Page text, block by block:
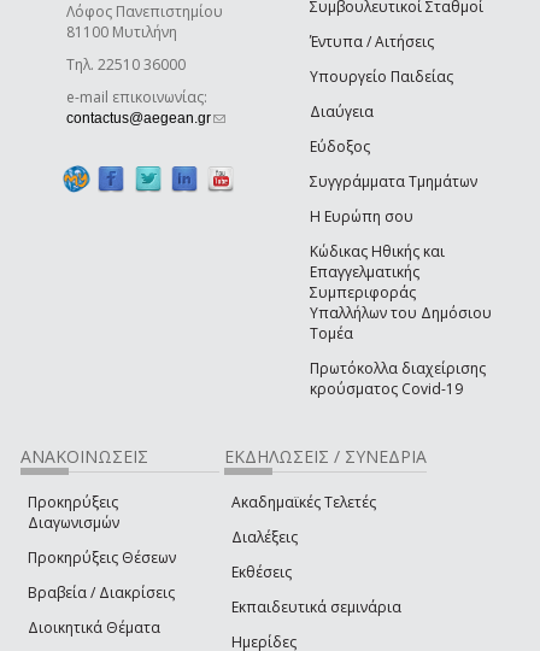
Λόφος Πανεπιστημίου
81100 Μυτιλήνη
Τηλ. 22510 36000
e-mail επικοινωνίας:
contactus@aegean.gr(link sends e-mail)
Συμβουλευτικοί Σταθμοί
Έντυπα / Αιτήσεις
Υπουργείο Παιδείας
Διαύγεια
Εύδοξος
Συγγράμματα Τμημάτων
Η Ευρώπη σου
Κώδικας Ηθικής και
Επαγγελματικής
Συμπεριφοράς
Υπαλλήλων του Δημόσιου
Τομέα
Πρωτόκολλα διαχείρισης
κρούσματος Covid-19
ΑΝΑΚΟΙΝΩΣΕΙΣ
Προκηρύξεις
Διαγωνισμών
Προκηρύξεις Θέσεων
Βραβεία / Διακρίσεις
Διοικητικά Θέματα
ΕΚΔΗΛΩΣΕΙΣ / ΣΥΝΕΔΡΙΑ
Ακαδημαϊκές Τελετές
Διαλέξεις
Εκθέσεις
Εκπαιδευτικά σεμινάρια
Ημερίδες